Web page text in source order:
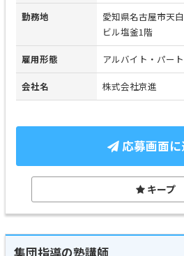
勤務地
愛知県名古屋市天
ビル塩釜1階
雇用形態 アルバイト・パート
会社名 株式会社京進
応募画面
キープ